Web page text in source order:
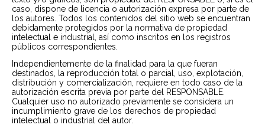
caso, dispone de licencia o autorización expresa por parte de
los autores. Todos los contenidos del sitio web se encuentran
debidamente protegidos por la normativa de propiedad
intelectual e industrial, así como inscritos en los registros
públicos correspondientes.
Independientemente de la finalidad para la que fueran
destinados, la reproducción total o parcial, uso, explotación,
distribución y comercialización, requiere en todo caso de la
autorización escrita previa por parte del RESPONSABLE.
Cualquier uso no autorizado previamente se considera un
incumplimiento grave de los derechos de propiedad
intelectual o industrial del autor.